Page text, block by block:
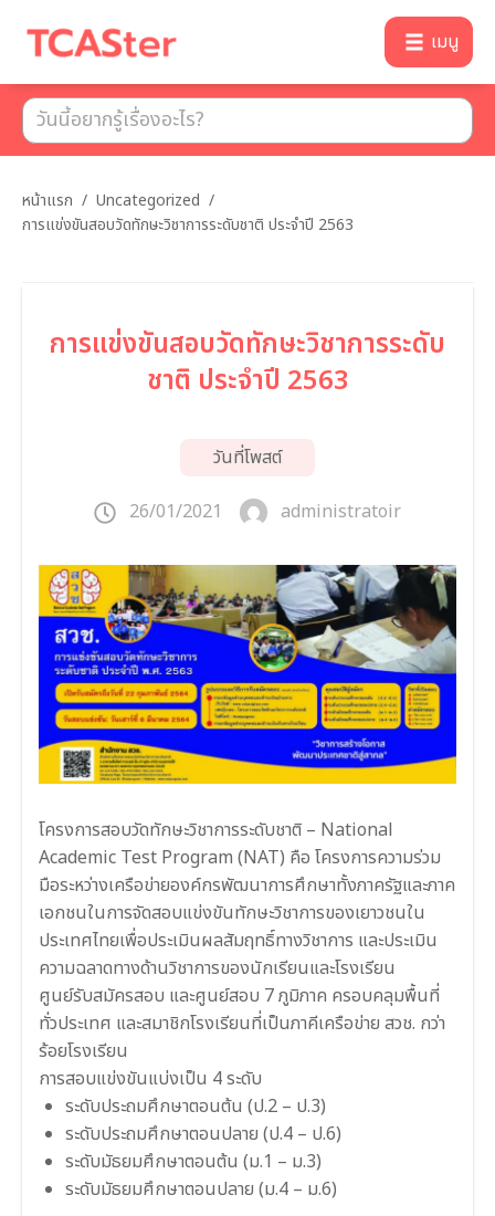
เมนู
หน้าแรก / Uncategorized /
การแข่งขันสอบวัดทักษะวิชาการระดับชาติ ประจำปี 2563
การแข่งขันสอบวัดทักษะวิชาการระดับ
ชาติ ประจำปี 2563
วันที่โพสต์
26/01/2021 administratoir
โครงการสอบวัดทักษะวิชาการระดับชาติ – National
Academic Test Program (NAT) คือ โครงการความร่วม
มือระหว่างเครือข่ายองค์กรพัฒนาการศึกษาทั้งภาครัฐและภาค
เอกชนในการจัดสอบแข่งขันทักษะวิชาการของเยาวชนใน
ประเทศไทยเพื่อประเมินผลสัมฤทธิ์ทางวิชาการ และประเมิน
ความฉลาดทางด้านวิชาการของนักเรียนและโรงเรียน
ศูนย์รับสมัครสอบ และศูนย์สอบ 7 ภูมิภาค ครอบคลุมพื้นที่
ทั่วประเทศ และสมาชิกโรงเรียนที่เป็นภาคีเครือข่าย สวช. กว่า
ร้อยโรงเรียน
การสอบแข่งขันแบ่งเป็น 4 ระดับ
ระดับประถมศึกษาตอนต้น (ป.2 – ป.3)
ระดับประถมศึกษาตอนปลาย (ป.4 – ป.6)
ระดับมัธยมศึกษาตอนต้น (ม.1 – ม.3)
ระดับมัธยมศึกษาตอนปลาย (ม.4 – ม.6)